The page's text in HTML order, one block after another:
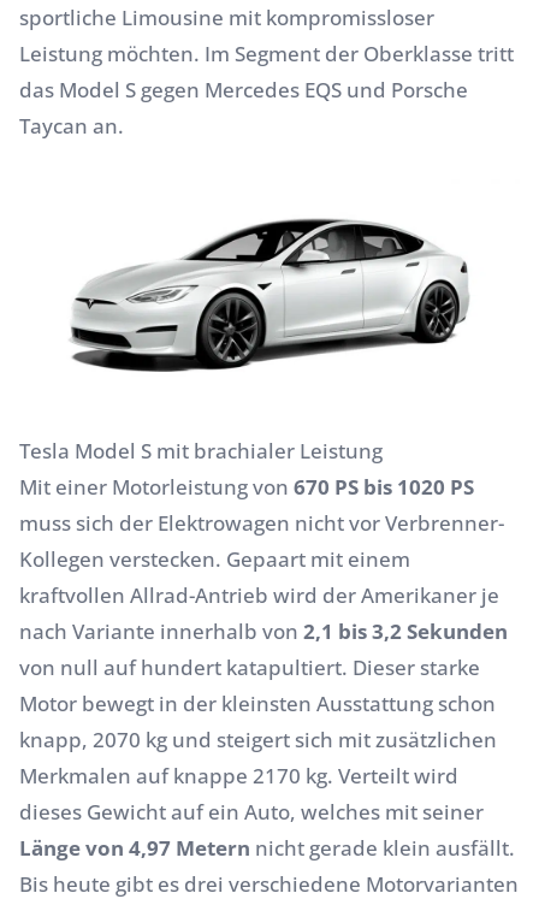
sportliche Limousine mit kompromissloser
Leistung möchten. Im Segment der Oberklasse tritt
das Model S gegen Mercedes EQS und Porsche
Taycan an.
Tesla Model S mit brachialer Leistung
Mit einer Motorleistung von 670 PS bis 1020 PS
muss sich der Elektrowagen nicht vor Verbrenner-
Kollegen verstecken. Gepaart mit einem
kraftvollen Allrad-Antrieb wird der Amerikaner je
nach Variante innerhalb von 2,1 bis 3,2 Sekunden
von null auf hundert katapultiert. Dieser starke
Motor bewegt in der kleinsten Ausstattung schon
knapp, 2070 kg und steigert sich mit zusätzlichen
Merkmalen auf knappe 2170 kg. Verteilt wird
dieses Gewicht auf ein Auto, welches mit seiner
Länge von 4,97 Metern nicht gerade klein ausfällt.
Bis heute gibt es drei verschiedene Motorvarianten